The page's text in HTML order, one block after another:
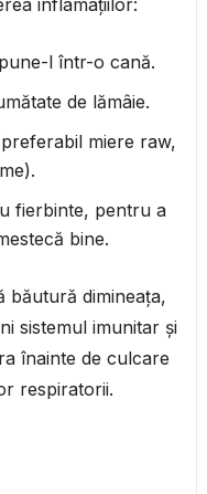
inflamațiilor:
l într-o cană.
de lămâie.
miere raw,
fierbinte, pentru a
bine.
băutură dimineața,
sistemul imunitar și
înainte de culcare
respiratorii.